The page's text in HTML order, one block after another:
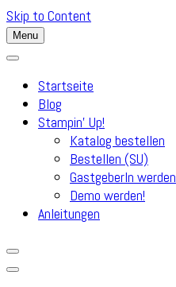
Skip to Content
Menu
Startseite
Blog
Stampin’ Up!
Katalog bestellen
Bestellen (SU)
GastgeberIn werden
Demo werden!
Anleitungen